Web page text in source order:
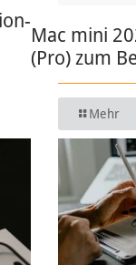
Mac mini
(Pro) zum
Mehr